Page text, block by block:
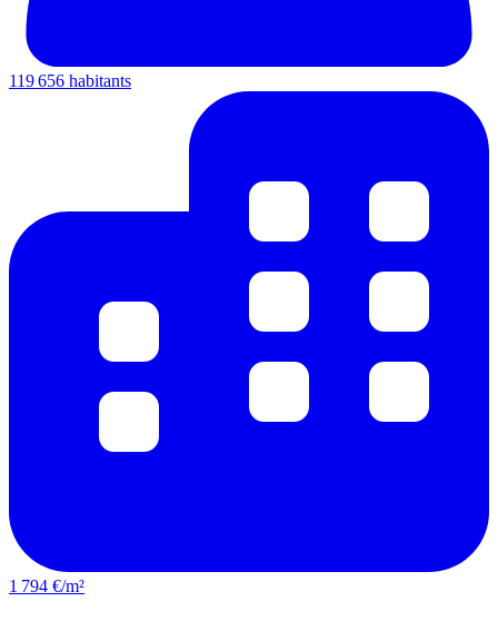
119 656 habitants
1 794 €/m²